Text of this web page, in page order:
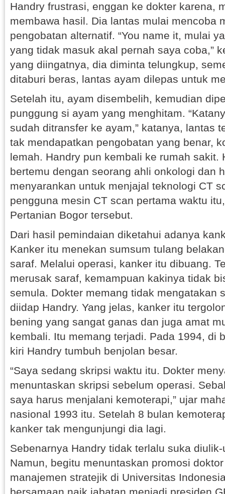
Handry frustrasi, enggan ke dokter karena,
membawa hasil. Dia lantas mulai mencoba
pengobatan alternatif. “You name it, mulai
yang tidak masuk akal pernah saya coba,”
yang diingatnya, dia diminta telungkup,
ditaburi beras, lantas ayam dilepas untuk
Setelah itu, ayam disembelih, kemudian
punggung si ayam yang menghitam.
sudah ditransfer ke ayam,” katanya, lantas
tak mendapatkan pengobatan yang benar,
lemah. Handry pun kembali ke rumah sakit.
bertemu dengan seorang ahli onkologi dan
menyarankan untuk menjajal teknologi CT
pengguna mesin CT scan pertama waktu
Pertanian Bogor tersebut.
Dari hasil pemindaian diketahui adanya
Kanker itu menekan sumsum tulang
saraf. Melalui operasi, kanker itu dibuang.
merusak saraf, kemampuan kakinya tidak
semula. Dokter memang tidak mengatakan
diidap Handry. Yang jelas, kanker itu
bening yang sangat ganas dan juga amat
kembali. Itu memang terjadi. Pada 1994, di
kiri Handry tumbuh benjolan besar.
“Saya sedang skripsi waktu itu. Dokter
menuntaskan skripsi sebelum operasi.
saya harus menjalani kemoterapi,” ujar
nasional 1993 itu. Setelah 8 bulan
kanker tak mengunjungi dia lagi.
Sebenarnya Handry tidak terlalu suka
Namun, begitu menuntaskan promosi
manajemen stratejik di Universitas